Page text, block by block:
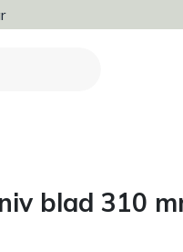
blad 310